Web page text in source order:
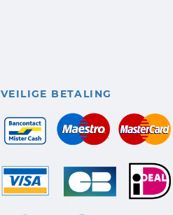
VEILIGE BETALING